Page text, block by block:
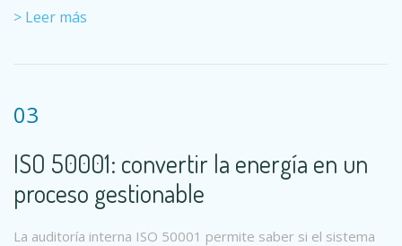
> Leer más
03
ISO 50001: convertir la energía en un
proceso gestionable
La auditoría interna ISO 50001 permite saber si el sistema